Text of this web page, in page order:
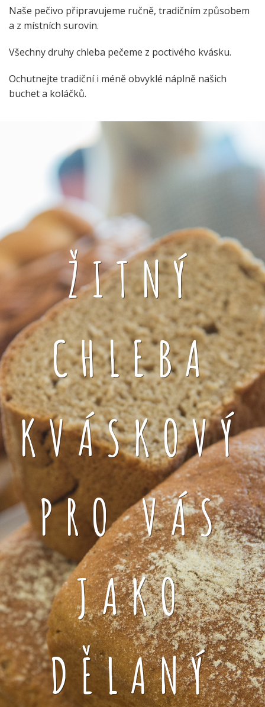
Naše pečivo připravujeme ručně, tradičním způsobem
a z místních surovin.
Všechny druhy chleba pečeme z poctivého kvásku.
Ochutnejte tradiční i méně obvyklé náplně našich
buchet a koláčků.
ŽITNÝ
CHLEBA
KVÁSKOVÝ
PRO VÁS
JAKO
DĚLANÝ